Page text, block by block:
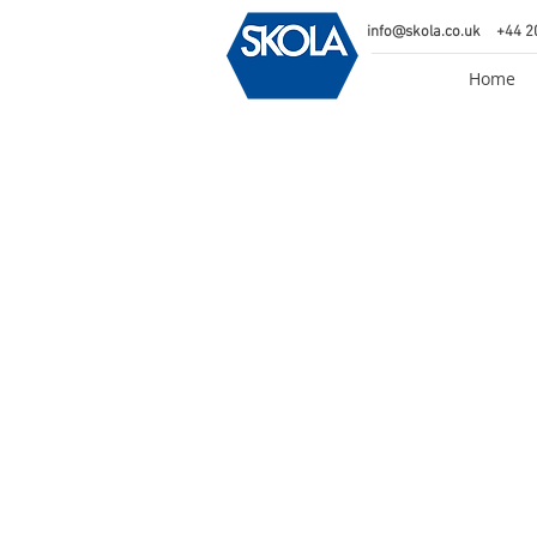
Home
info@skola.co.uk +44